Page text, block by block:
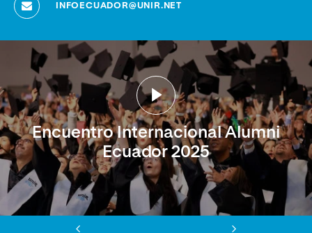
INFOECUADOR@UNIR.NET
Encuentro Internacional Alumni
Ecuador 2025